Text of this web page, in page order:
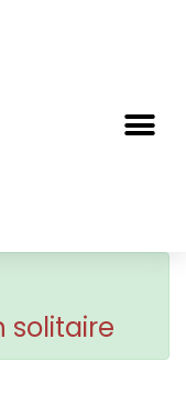
solitaire